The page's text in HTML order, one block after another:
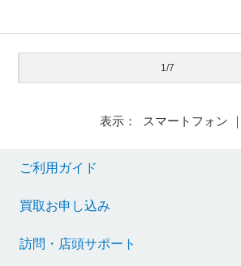
1/7
表示： スマートフォン ｜
ご利用ガイド
買取お申し込み
訪問・店頭サポート